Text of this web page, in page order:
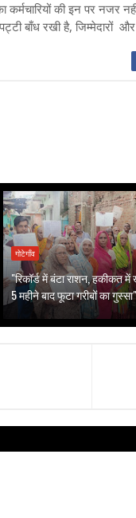
की इन पर नजर
बाँध रखी है, जिम्मेदारों
गोटेगाँव
"रिकॉर्ड में बंटा राशन, हकीकत में
5 महीने बाद फूटा गरीबों का गुस्सा"